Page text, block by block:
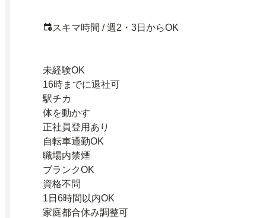
スキマ時間 / 週2・3日からOK
未経験OK
16時までに退社可
駅チカ
体を動かす
正社員登用あり
自転車通勤OK
職場内禁煙
ブランクOK
資格不問
1日6時間以内OK
家庭都合休み調整可